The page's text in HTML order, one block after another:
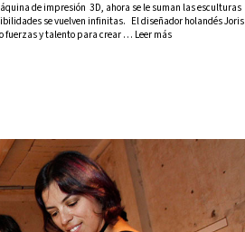
de impresión 3D, ahora se le suman las esculturas
se vuelven infinitas. El diseñador holandés Joris
fuerzas y talento para crear … Leer más